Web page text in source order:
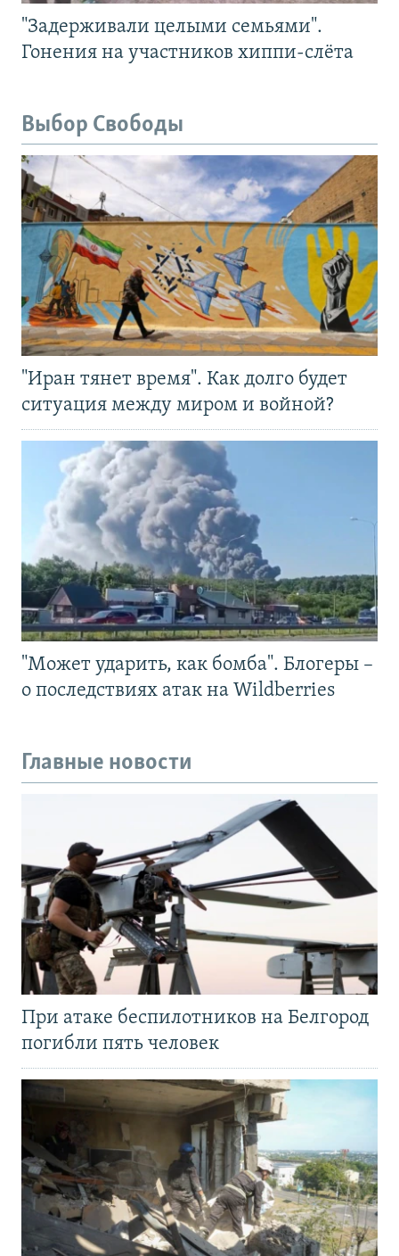
"Задерживали целыми семьями".
Гонения на участников хиппи-слёта
Выбор Свободы
"Иран тянет время". Как долго будет
ситуация между миром и войной?
"Может ударить, как бомба". Блогеры –
о последствиях атак на Wildberries
Главные новости
При атаке беспилотников на Белгород
погибли пять человек